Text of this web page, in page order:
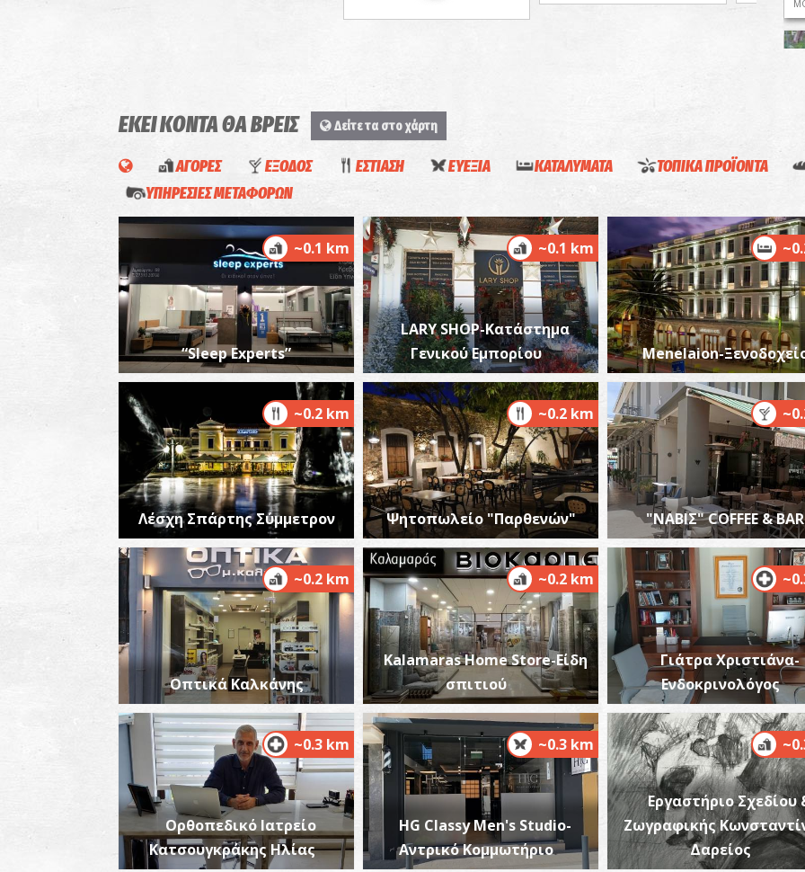
ΕΚΕΙ ΚΟΝΤΑ ΘΑ ΒΡΕΙΣ Δείτε τα στο χάρτη
ΑΓΟΡΕΣ ΕΞΟΔΟΣ ΕΣΤΙΑΣΗ ΕΥΕΞΙΑ ΚΑΤΑΛΥΜΑΤΑ ΤΟΠΙΚΑ ΠΡΟΪΟΝΤΑ
ΥΠΗΡΕΣΙΕΣ ΜΕΤΑΦΟΡΩΝ
~0.1 km
“Sleep Experts”
~0.1 km
LARY SHOP-Κατάστημα
Γενικού Εμπορίου
Menelaion-
~0.2 km
Λέσχη Σπάρτης Σύμμετρον
~0.2 km
Ψητοπωλείο "Παρθενών" "ΝΑΒΙΣ" COFFEE & BAR
~0.2 km
Οπτικά Καλκάνης
~0.2 km
Kalamaras Home Store-Είδη
σπιτιού
Γιάτρα Χριστιάνα-
Ενδοκρινολόγος
~0.3 km
Ορθοπεδικό Ιατρείο
Κατσουγκράκης Ηλίας
~0.3 km
HG Classy Men's Studio-
Αντρικό Κομμωτήριο
Εργαστήριο Σχεδίου
Ζωγραφικής
Δαρείος